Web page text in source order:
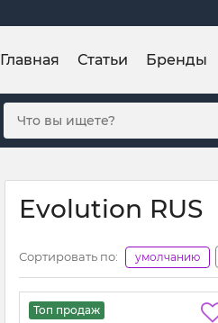
Главная Статьи Бренды
Evolution RUS
Сортировать по: умолчанию
Топ продаж